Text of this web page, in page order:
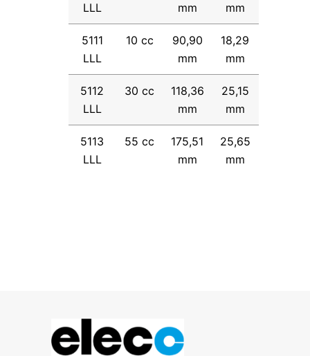
LLL
mm
mm
5111
LLL
10 cc
90,90
mm
18,29
mm
5112
LLL
30 cc
118,36
mm
25,15
mm
5113
LLL
55 cc
175,51
mm
25,65
mm